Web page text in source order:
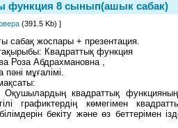
функция 8 сынып(ашык сабак)
(391.5 Kb) ]
сабақ жоспары + презентация.
Квадраттық функция
Роза Абдрахмановна ,
мұғалімі.
Оқушылардың квадраттық
графиктердің көмегімен
бекіту және өз беттерімен